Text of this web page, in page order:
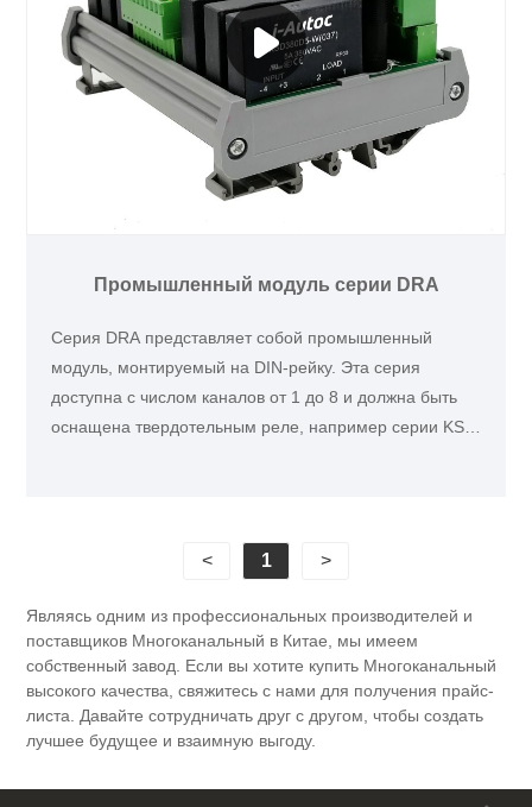
Промышленный модуль серии DRA
Серия DRA представляет собой промышленный
модуль, монтируемый на DIN-рейку. Эта серия
доступна с числом каналов от 1 до 8 и должна быть
оснащена твердотельным реле, например серии KSD,
низкой и средней мощностью в системах отопления,
освещения или управления движением.
< 1 >
Являясь одним из профессиональных производителей и
поставщиков Многоканальный в Китае, мы имеем
собственный завод. Если вы хотите купить Многоканальный
высокого качества, свяжитесь с нами для получения прайс-
листа. Давайте сотрудничать друг с другом, чтобы создать
лучшее будущее и взаимную выгоду.